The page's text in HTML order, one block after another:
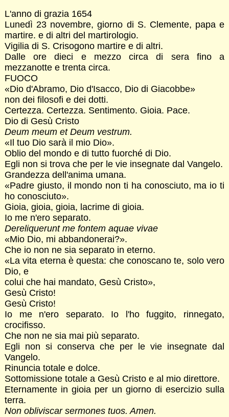
L'anno di grazia 1654
Lunedì 23 novembre, giorno di S. Clemente, papa e
martire. e di altri del martirologio.
Vigilia di S. Crisogono martire e di altri.
Dalle ore dieci e mezzo circa di sera fino a
mezzanotte e trenta circa.
FUOCO
«Dio d'Abramo, Dio d'Isacco, Dio di Giacobbe»
non dei filosofi e dei dotti.
Certezza. Certezza. Sentimento. Gioia. Pace.
Dio di Gesù Cristo
Deum meum et Deum vestrum.
«Il tuo Dio sarà il mio Dio».
Oblio del mondo e di tutto fuorché di Dio.
Egli non si trova che per le vie insegnate dal Vangelo.
Grandezza dell'anima umana.
«Padre giusto, il mondo non ti ha conosciuto, ma io ti
ho conosciuto».
Gioia, gioia, gioia, lacrime di gioia.
Io me n'ero separato.
Dereliquerunt me fontem aquae vivae
«Mio Dio, mi abbandonerai?».
Che io non ne sia separato in eterno.
«La vita eterna è questa: che conoscano te, solo vero
Dio, e
colui che hai mandato, Gesù Cristo»,
Gesù Cristo!
Gesù Cristo!
Io me n'ero separato. Io l'ho fuggito, rinnegato,
crocifisso.
Che non ne sia mai più separato.
Egli non si conserva che per le vie insegnate dal
Vangelo.
Rinuncia totale e dolce.
Sottomissione totale a Gesù Cristo e al mio direttore.
Eternamente in gioia per un giorno di esercizio sulla
terra.
Non obliviscar sermones tuos. Amen.